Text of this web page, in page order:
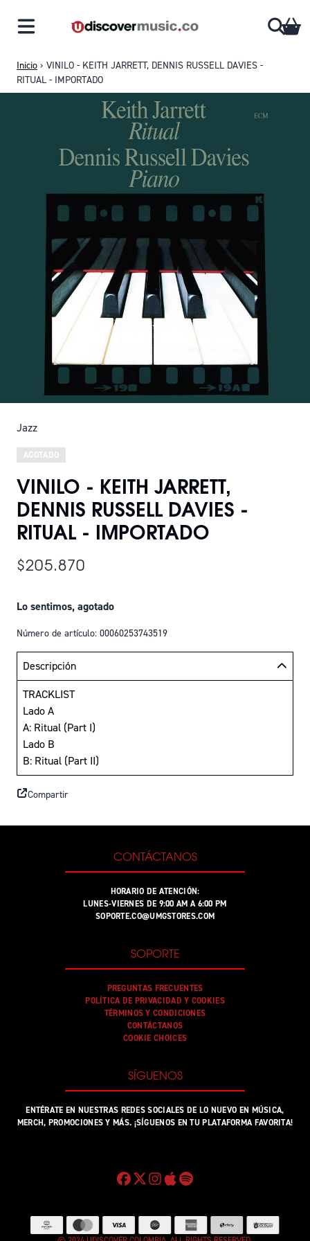
Inicio › VINILO - KEITH JARRETT, DENNIS RUSSELL DAVIES -
RITUAL - IMPORTADO
Jazz
AGOTADO
VINILO - KEITH JARRETT,
DENNIS RUSSELL DAVIES -
RITUAL - IMPORTADO
$205.870
Lo sentimos, agotado
Número de artículo: 00060253743519
Descripción
TRACKLIST
Lado A
A: Ritual (Part I)
Lado B
B: Ritual (Part II)
Compartir
CONTÁCTANOS
HORARIO DE ATENCIÓN:
LUNES-VIERNES DE 9:00 AM A 6:00 PM
SOPORTE.CO@UMGSTORES.COM
SOPORTE
PREGUNTAS FRECUENTES
POLÍTICA DE PRIVACIDAD Y COOKIES
TÉRMINOS Y CONDICIONES
CONTÁCTANOS
COOKIE CHOICES
SÍGUENOS
ENTÉRATE EN NUESTRAS REDES SOCIALES DE LO NUEVO EN MÚSICA,
MERCH, PROMOCIONES Y MÁS. ¡SÍGUENOS EN TU PLATAFORMA FAVORITA!